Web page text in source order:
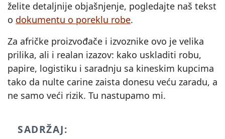
želite detaljnije objašnjenje, pogledajte naš tekst
o dokumentu o poreklu robe.
Za afričke proizvođače i izvoznike ovo je velika
prilika, ali i realan izazov: kako uskladiti robu,
papire, logistiku i saradnju sa kineskim kupcima
tako da nulte carine zaista donesu veću zaradu, a
ne samo veći rizik. Tu nastupamo mi.
SADRŽAJ: